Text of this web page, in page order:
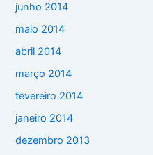
junho 2014
maio 2014
abril 2014
março 2014
fevereiro 2014
janeiro 2014
dezembro 2013